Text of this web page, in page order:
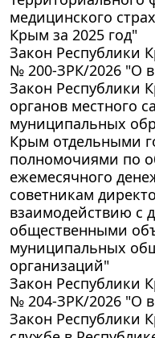
медицинского
Крым за 2025 год"
Закон Республики
№ 200-ЗРК/2026 "О
Закон Республики
органов местного
муниципальных
Крым отдельными
полномочиями по
ежемесячного
советникам
взаимодействию с
общественными
муниципальных
организаций"
Закон Республики
№ 204-ЗРК/2026 "О
Закон Республики